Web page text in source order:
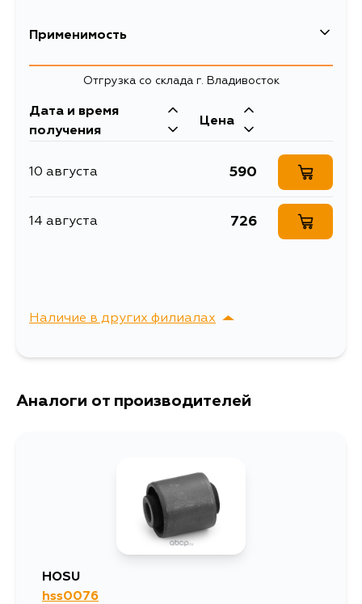
пружинный) наружный
Расширенное описание
MAX 03-19 / Mazda 5
10-15 / Axela 09-13 /
04-12 / V50 03-12
сайлентблоки рычагов
Применимость
Mazda
CAR
Отгрузка со склада г. Владивосток
Дата и время
получения
Цена
10 августа 590
14 августа 726
Наличие в других филиалах
г. Владивосток,
Аналоги от производителей
HOSU
hss0076